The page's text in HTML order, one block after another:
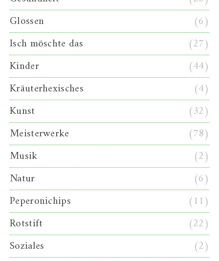
Glossen
(6)
Isch möschte das
(27)
Kinder
(44)
Kräuterhexisches
(4)
Kunst
(32)
Meisterwerke
(78)
Musik
(2)
Natur
(6)
Peperonichips
(11)
Rotstift
(22)
Soziales
(2)